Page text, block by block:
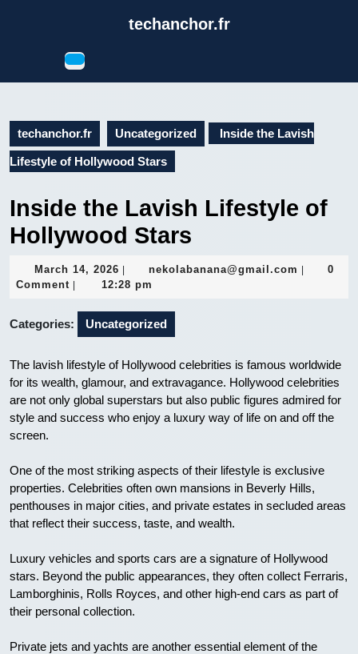
techanchor.fr
Open
techanchor.fr Uncategorized Inside the Lavish
Lifestyle of Hollywood Stars
Inside the Lavish Lifestyle of
Hollywood Stars
March 14, 2026 March
14,
nekolabanana@gmail.com
0
Comment
12:28 pm
Categories: Uncategorized
The lavish lifestyle of Hollywood celebrities is famous worldwide
for its wealth, glamour, and extravagance. Hollywood celebrities
are not only global superstars but also public figures admired for
style and success who enjoy a luxury way of life on and off the
screen.
One of the most striking aspects of their lifestyle is exclusive
properties. Celebrities often own mansions in Beverly Hills,
penthouses in major cities, and private estates in secluded areas
that reflect their success, taste, and wealth.
Luxury vehicles and sports cars are a signature of Hollywood
stars. Beyond the public appearances, they often collect Ferraris,
Lamborghinis, Rolls Royces, and other high-end cars as part of
their personal collection.
Private jets and yachts are another essential element of the